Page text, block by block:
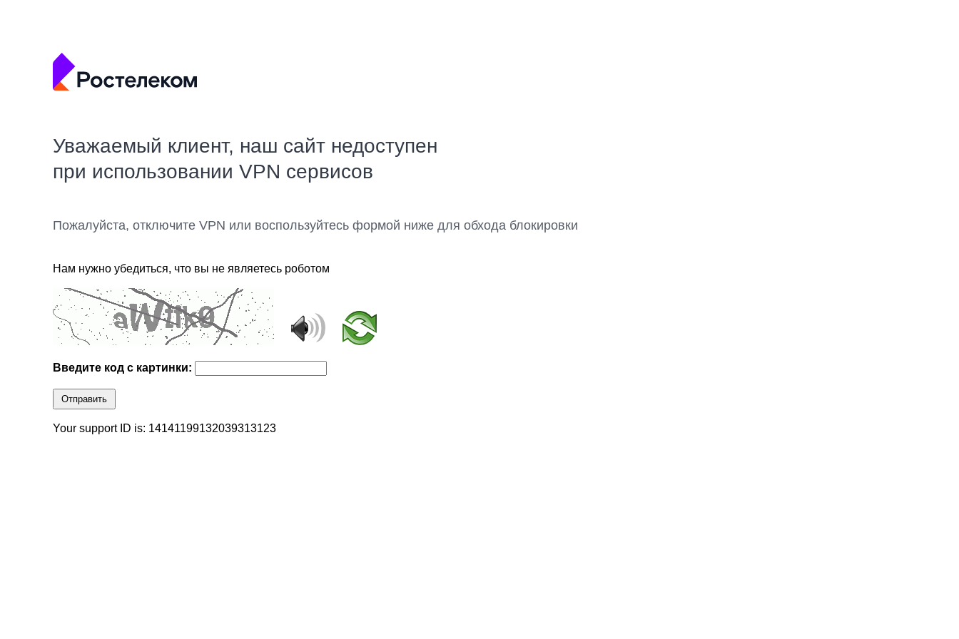
Уважаемый клиент, наш сайт недоступен
при использовании VPN сервисов
Пожалуйста, отключите VPN или воспользуйтесь формой ниже для обхода блокировки
Нам нужно убедиться, что вы не являетесь роботом
Введите код с картинки:
Отправить
Your support ID is: 14141199132039313123